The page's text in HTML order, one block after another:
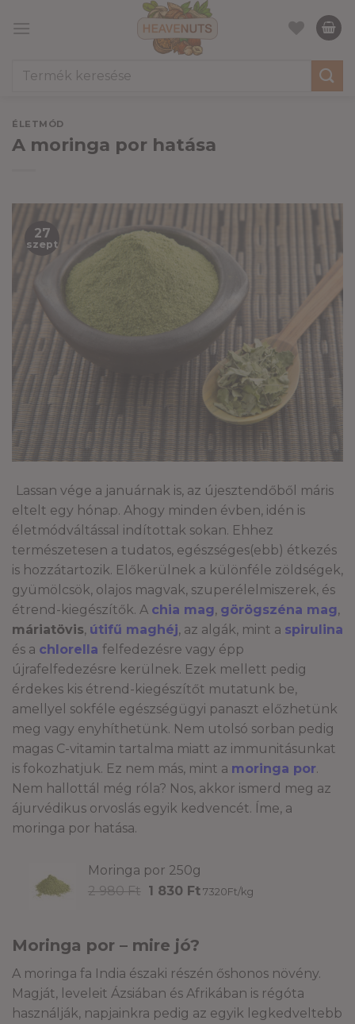
Keresés
ÉLETMÓD
A moringa por hatása
27
szept
Lassan vége a januárnak is, az újesztendőből máris
eltelt egy hónap. Ahogy minden évben, idén is
életmódváltással indítottak sokan. Ehhez
természetesen a tudatos, egészséges(ebb) étkezés
is hozzátartozik. Előkerülnek a különféle zöldségek,
gyümölcsök, olajos magvak, szuperélelmiszerek, és
étrend-kiegészítők. A chia mag, görögszéna mag,
máriatövis, útifű maghéj, az algák, mint a spirulina
és a chlorella felfedezésre vagy épp
újrafelfedezésre kerülnek. Ezek mellett pedig
érdekes kis étrend-kiegészítőt mutatunk be,
amellyel sokféle egészségügyi panaszt előzhetünk
meg vagy enyhíthetünk. Nem utolsó sorban pedig
magas C-vitamin tartalma miatt az immunitásunkat
is fokozhatjuk. Ez nem más, mint a moringa por.
Nem hallottál még róla? Nos, akkor ismerd meg az
ájurvédikus orvoslás egyik kedvencét. Íme, a
moringa por hatása.
Moringa por 250g
2 980Ft Original
2
980 Ft.
1 830 FtCurrent
7320Ft/kg
Moringa por – mire jó?
A moringa fa India északi részén őshonos növény.
Magját, leveleit Ázsiában és Afrikában is régóta
használják, napjainkra pedig az egyik legkedveltebb